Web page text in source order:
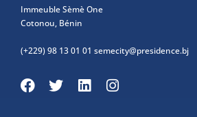
Immeuble Sèmè One
Cotonou, Bénin
(+229) 98 13 01 01 semecity@presidence.bj